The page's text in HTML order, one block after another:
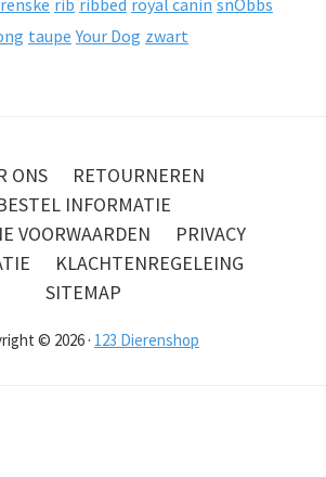
renske rib ribbed royal canin snObbs
taupe Your Dog zwart
ONS
RETOURNEREN
INFORMATIE
VOORWAARDEN
PRIVACY
KLACHTENREGELEING
SITEMAP
© 2026 · 123 Dierenshop